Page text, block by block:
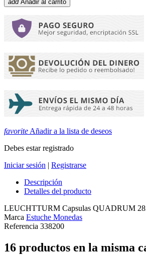
add Añadir al carrito
favorite Añadir a la lista de deseos
Debes estar registrado
Iniciar sesión | Registrarse
Descripción
Detalles del producto
LEUCHTTURM Capsulas QUADRUM
Marca Estuche Monedas
Referencia 338200
16 productos en la misma